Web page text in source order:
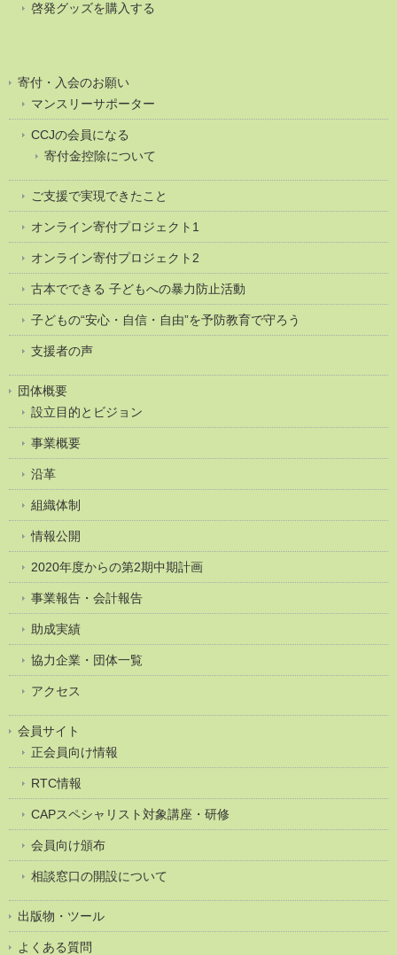
啓発グッズを購入する
寄付・入会のお願い
マンスリーサポーター
CCJの会員になる
寄付金控除について
ご支援で実現できたこと
オンライン寄付プロジェクト1
オンライン寄付プロジェクト2
古本でできる 子どもへの暴力防止活動
子どもの“安心・自信・自由”を予防教育で守ろう
支援者の声
団体概要
設立目的とビジョン
事業概要
沿革
組織体制
情報公開
2020年度からの第2期中期計画
事業報告・会計報告
助成実績
協力企業・団体一覧
アクセス
会員サイト
正会員向け情報
RTC情報
CAPスペシャリスト対象講座・研修
会員向け頒布
相談窓口の開設について
出版物・ツール
よくある質問